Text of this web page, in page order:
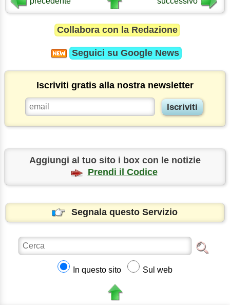
Collabora con la Redazione
Seguici su Google News
Iscriviti gratis alla nostra newsletter
Aggiungi al tuo sito i box con le notizie
Prendi il Codice
Segnala questo Servizio
In questo sito Sul web